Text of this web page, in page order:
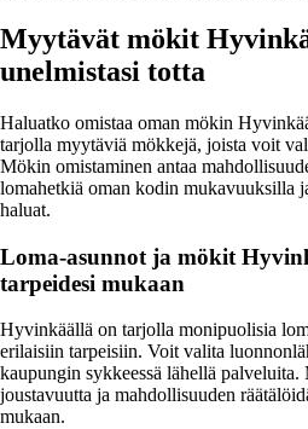
Myytävät mökit
unelmistasi totta
Haluatko omistaa oman mökin
tarjolla myytäviä mökkejä, joista voit
Mökin omistaminen antaa
lomahetkiä oman kodin mukavuuksilla
haluat.
Loma-asunnot ja mökit
tarpeidesi mukaan
Hyvinkäällä on tarjolla monipuolisia
erilaisiin tarpeisiin. Voit valita
kaupungin sykkeessä lähellä
joustavuutta ja mahdollisuuden
mukaan.